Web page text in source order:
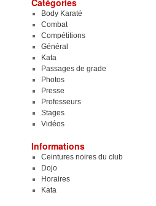
Catégories
Body Karaté
Combat
Compétitions
Général
Kata
Passages de grade
Photos
Presse
Professeurs
Stages
Vidéos
Informations
Ceintures noires du club
Dojo
Horaires
Kata